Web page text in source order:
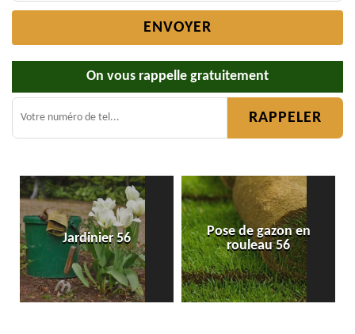
On vous rappelle gratuitement
Jardinier 56
Pose de gazon en
rouleau 56